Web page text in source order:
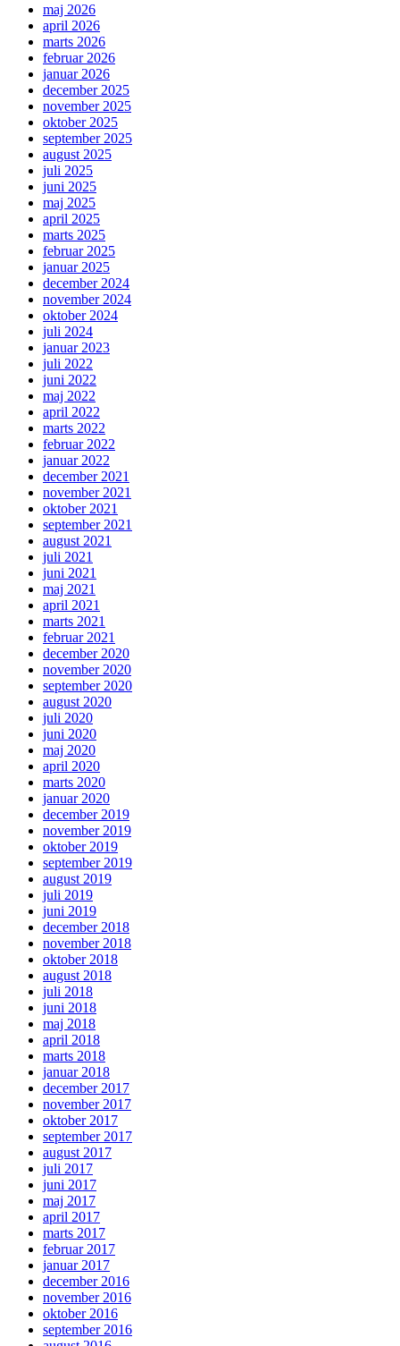
maj 2026
april 2026
marts 2026
februar 2026
januar 2026
december 2025
november 2025
oktober 2025
september 2025
august 2025
juli 2025
juni 2025
maj 2025
april 2025
marts 2025
februar 2025
januar 2025
december 2024
november 2024
oktober 2024
juli 2024
januar 2023
juli 2022
juni 2022
maj 2022
april 2022
marts 2022
februar 2022
januar 2022
december 2021
november 2021
oktober 2021
september 2021
august 2021
juli 2021
juni 2021
maj 2021
april 2021
marts 2021
februar 2021
december 2020
november 2020
september 2020
august 2020
juli 2020
juni 2020
maj 2020
april 2020
marts 2020
januar 2020
december 2019
november 2019
oktober 2019
september 2019
august 2019
juli 2019
juni 2019
december 2018
november 2018
oktober 2018
august 2018
juli 2018
juni 2018
maj 2018
april 2018
marts 2018
januar 2018
december 2017
november 2017
oktober 2017
september 2017
august 2017
juli 2017
juni 2017
maj 2017
april 2017
marts 2017
februar 2017
januar 2017
december 2016
november 2016
oktober 2016
september 2016